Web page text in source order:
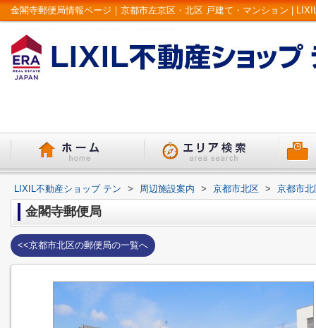
金閣寺郵便局情報ページ｜京都市左京区・北区 戸建て・マンション |
LIXIL不動産ショップ テン > 周辺施設案内 > 京都市北区 > 京都市
金閣寺郵便局
<<京都市北区の郵便局の一覧へ